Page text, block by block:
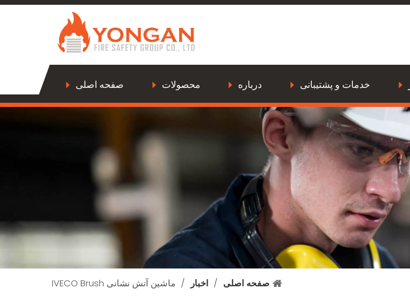
صفحه اصلی محصولات درباره خدمات و پشتیبانی
صفحه اصلی / اخبار / ماشین آتش نشانی IVECO Brush